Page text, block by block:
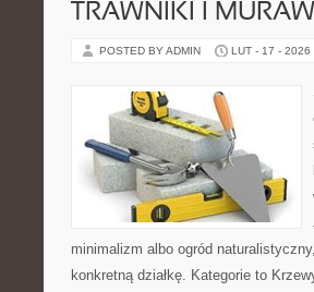
TRAWNIKI I
POSTED BY ADMIN LUT - 17 - 2026
minimalizm albo ogród
konkretną działkę. Kategorie to